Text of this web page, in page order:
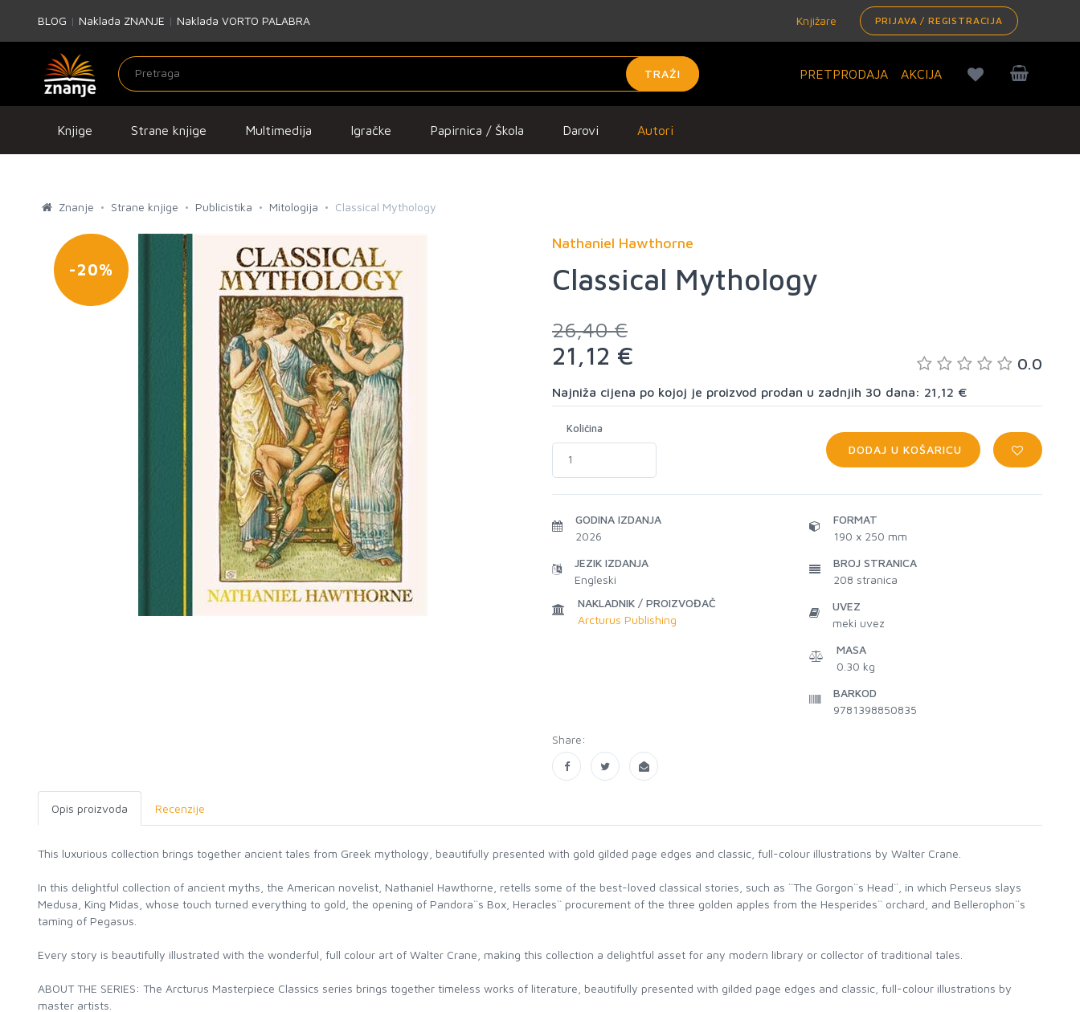
BLOG | Naklada ZNANJE | Naklada VORTO PALABRA Knjižare PRIJAVA / REGISTRACIJA
TRAŽI PRETPRODAJA AKCIJA
Knjige Strane knjige Multimedija Igračke Papirnica / Škola Darovi Autori
Znanje Strane knjige Publicistika Mitologija Classical Mythology
-20%
Nathaniel Hawthorne
Classical Mythology
26,40 €
21,12 € 0.0
Najniža cijena po kojoj je proizvod prodan u zadnjih 30 dana: 21,12 €
Količina
DODAJ U KOŠARICU
GODINA IZDANJA
2026
JEZIK IZDANJA
Engleski
NAKLADNIK / PROIZVOĐAČ
Arcturus Publishing
FORMAT
190 x 250 mm
BROJ STRANICA
208 stranica
UVEZ
meki uvez
MASA
0.30 kg
BARKOD
9781398850835
Share:
Opis proizvoda Recenzije
This luxurious collection brings together ancient tales from Greek mythology, beautifully presented with gold gilded page edges and classic, full-colour illustrations by Walter Crane.
In this delightful collection of ancient myths, the American novelist, Nathaniel Hawthorne, retells some of the best-loved classical stories, such as ``The Gorgon``s Head``, in which Perseus slays
Medusa, King Midas, whose touch turned everything to gold, the opening of Pandora``s Box, Heracles`` procurement of the three golden apples from the Hesperides`` orchard, and Bellerophon``s
taming of Pegasus.
Every story is beautifully illustrated with the wonderful, full colour art of Walter Crane, making this collection a delightful asset for any modern library or collector of traditional tales.
ABOUT THE SERIES: The Arcturus Masterpiece Classics series brings together timeless works of literature, beautifully presented with gilded page edges and classic, full-colour illustrations by
master artists.